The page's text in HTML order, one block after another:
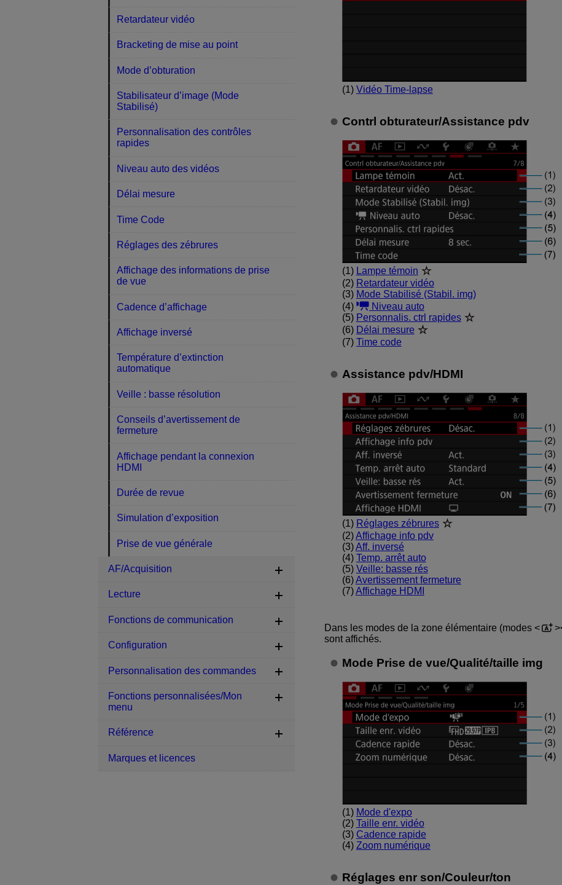
(1) Vidéo Time-lapse
Contrl obturateur/Assistance pdv
(1) Lampe témoin
(2) Retardateur vidéo
(3) Mode Stabilisé (Stabil. img)
(4)
Niveau auto
(5) Personnalis. ctrl rapides
(6) Délai mesure
(7) Time code
Assistance pdv/HDMI
(1) Réglages zébrures
(2)Affichage info pdv
(3)Aff. inversé
(4) Temp. arrêt auto
(5) Veille: basse rés
(6)Avertissement fermeture
(7)Affichage HDMI
Dans les modes de la zone élémentaire (modes
sont affichés.
Mode Prise de vue/Qualité/taille img
(1) Mode d'expo
(2) Taille enr. vidéo
(3) Cadence rapide
(4) Zoom numérique
Réglages enr son/Couleur/ton
Retardateur vidéo
Bracketing de mise au point
Mode d’obturation
Stabilisateur d’image (Mode
Stabilisé)
Personnalisation des contrôles
rapides
Niveau auto des vidéos
Délai mesure
Time Code
Réglages des zébrures
Affichage des informations de prise
de vue
Cadence d’affichage
Affichage inversé
Température d’extinction
automatique
Veille : basse résolution
Conseils d’avertissement de
fermeture
Affichage pendant la connexion
HDMI
Durée de revue
Simulation d’exposition
Prise de vue générale
AF/Acquisition
Lecture
Fonctions de communication
Configuration
Personnalisation des commandes
Fonctions personnalisées/Mon
menu
Référence
Marques et licences